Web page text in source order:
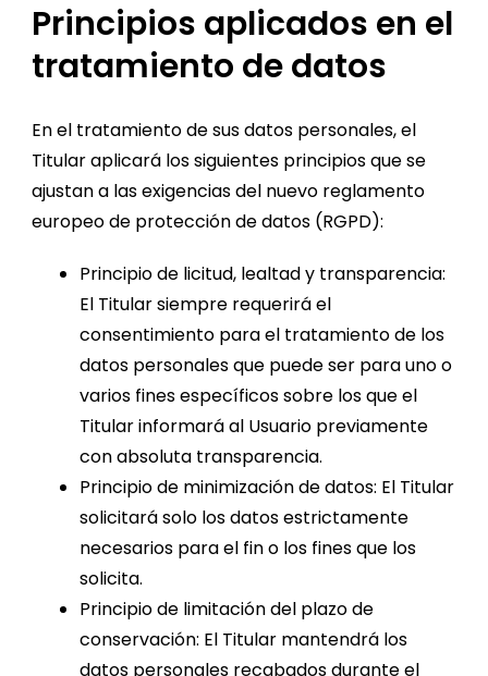
Principios aplicados en el
tratamiento de datos
En el tratamiento de sus datos personales, el
Titular aplicará los siguientes principios que se
ajustan a las exigencias del nuevo reglamento
europeo de protección de datos (RGPD):
Principio de licitud, lealtad y transparencia:
El Titular siempre requerirá el
consentimiento para el tratamiento de los
datos personales que puede ser para uno o
varios fines específicos sobre los que el
Titular informará al Usuario previamente
con absoluta transparencia.
Principio de minimización de datos: El Titular
solicitará solo los datos estrictamente
necesarios para el fin o los fines que los
solicita.
Principio de limitación del plazo de
conservación: El Titular mantendrá los
datos personales recabados durante el